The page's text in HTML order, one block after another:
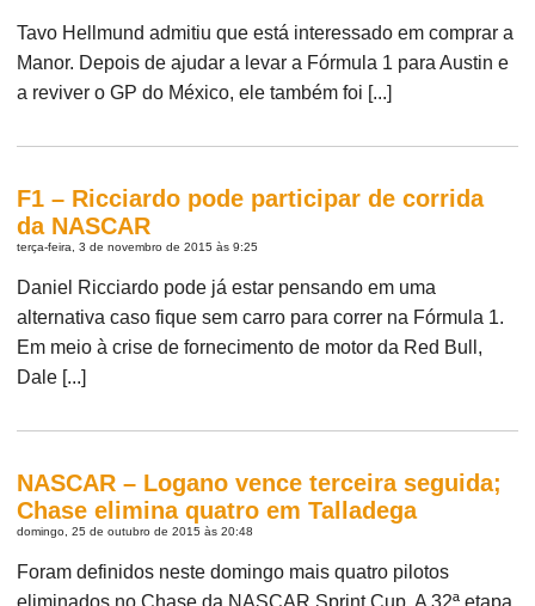
Tavo Hellmund admitiu que está interessado em comprar a
Manor. Depois de ajudar a levar a Fórmula 1 para Austin e
a reviver o GP do México, ele também foi [...]
F1 – Ricciardo pode participar de corrida
da NASCAR
terça-feira, 3 de novembro de 2015 às 9:25
Daniel Ricciardo pode já estar pensando em uma
alternativa caso fique sem carro para correr na Fórmula 1.
Em meio à crise de fornecimento de motor da Red Bull,
Dale [...]
NASCAR – Logano vence terceira seguida;
Chase elimina quatro em Talladega
domingo, 25 de outubro de 2015 às 20:48
Foram definidos neste domingo mais quatro pilotos
eliminados no Chase da NASCAR Sprint Cup. A 32ª etapa,